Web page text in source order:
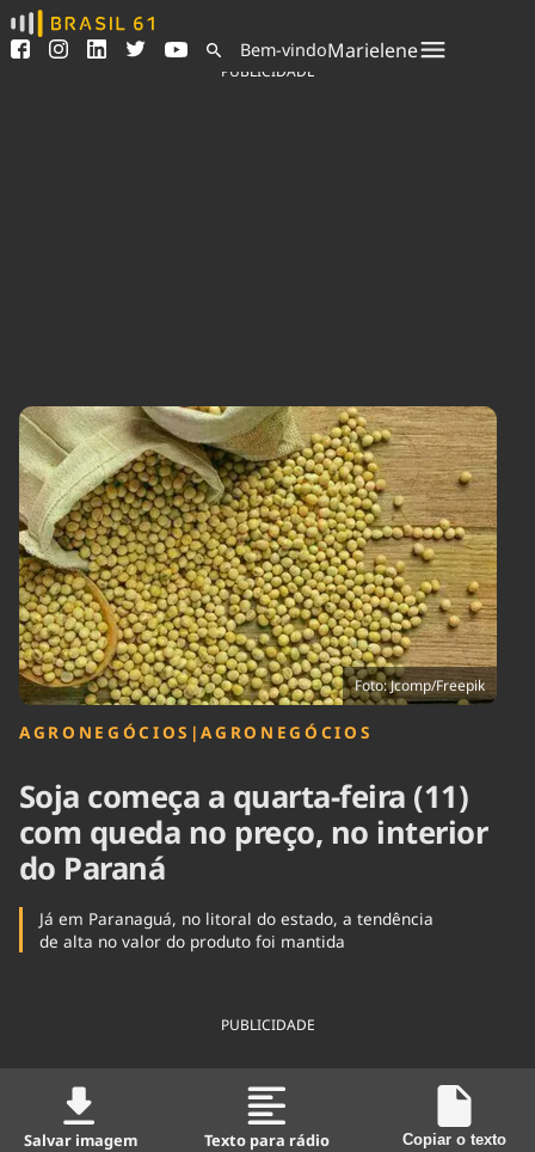
Ver todas as notícias
Podcasts
Indicadores
Agronegócios
Brasil
Brasil Mineral
Ciência &
Tecnologia
Cinema
Comportamento
Cultura
Economia
Educação
Infraestrutura
Internacional
Meio Ambiente
Podcast
Política
Saúde
Tempo
Bem-vindoMarielene
PUBLICIDADE
Foto: Jcomp/Freepik
AGRONEGÓCIOS |AGRONEGÓCIOS
Soja começa a quarta-feira (11)
com queda no preço, no interior
do Paraná
Já em Paranaguá, no litoral do estado, a tendência
de alta no valor do produto foi mantida
PUBLICIDADE
Salvar imagem Texto para rádio Copiar o texto